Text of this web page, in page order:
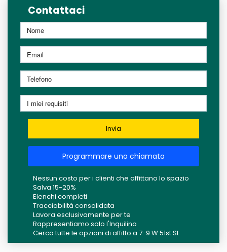
Contattaci
Invia
Programmare una chiamata
Nessun costo per i clienti che affittano lo spazio
Salva 15-20%
Elenchi completi
Tracciabilità consolidata
Lavora esclusivamente per te
Rappresentiamo solo l'Inquilino
Cerca tutte le opzioni di affitto a 7-9 W 51st St